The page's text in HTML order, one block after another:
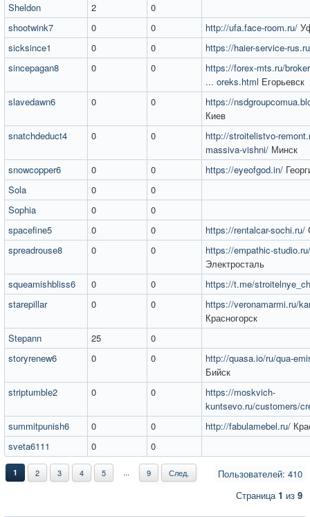
Sheldon
2
0
shootwink7
0 0 http://ufa.face-room.ru/
sicksince1
0 0
https://haier-service-
sincepagan8
0 0
https://forex-mts.ru/
... oreks.html Егорьевск
slavedawn6
0 0
https://
Киев
snatchdeduct4
0 0
http://stroitelistvo-
massiva-vishni/ Минск
snowcopper6
0 0 https://eyeofgod.in/
Sola
0
0
Sophia
0
0
spacefine5
0 0 https://rentalcar-sochi.ru/
spreadrouse8
0 0
https://empathic-studio.ru/
Электросталь
squeamishbliss6
0 0
https://t.me/
starepillar
0 0
https://veronamarmi.ru/
Красногорск
Stepann
25
0
storyrenew6
0 0
http://quasa.io/ru/qua-
Бийск
striptumble2
0 0
https://moskvich-
kuntsevo.ru/customers/
summitpunish6
0 0 http://fabulamebel.ru/
sveta6111
0 0
Пользователей: 410
1 2 3 4 5 ... 9 След.
Страница1 из 9